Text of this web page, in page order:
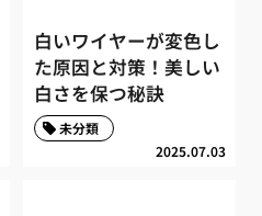
白いワイヤーが変色し
た原因と対策！美しい
白さを保つ秘訣
2025.07.03
未分類